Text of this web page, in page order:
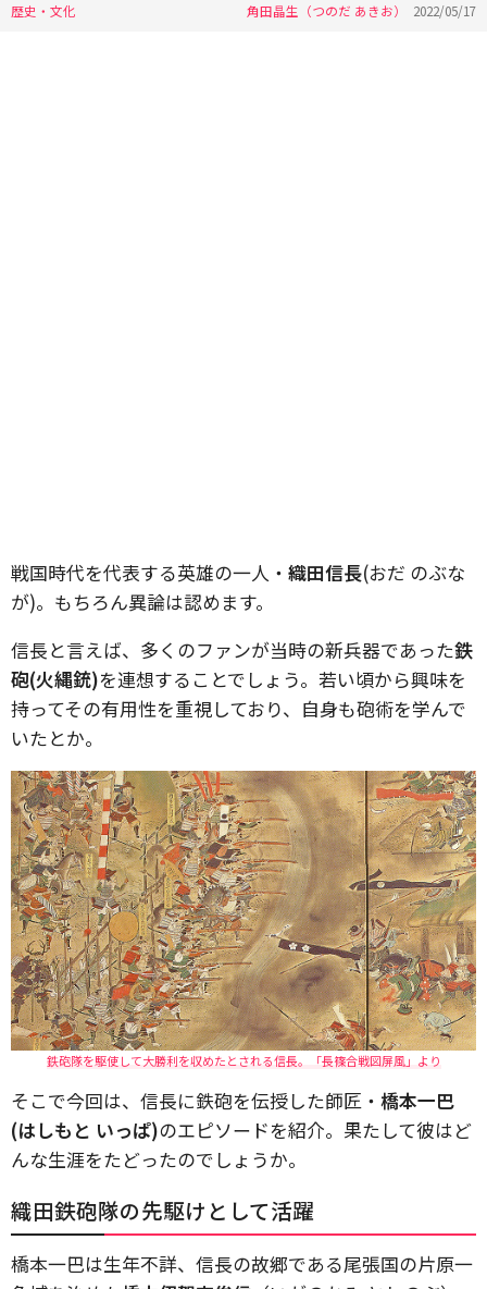
歴史・文化 角田晶生（つのだ あきお） 2022/05/17
戦国時代を代表する英雄の一人・ 織田信長(おだ のぶな
が)。もちろん異論は認めます。
信長と言えば、多くのファンが当時の新兵器であった鉄
砲(火縄銃)を連想することでしょう。若い頃から興味を
持ってその有用性を重視しており、自身も砲術を学んで
いたとか。
鉄砲隊を駆使して大勝利を収めたとされる信長。「長篠合戦図屏風」より
そこで今回は、信長に鉄砲を伝授した師匠・ 橋本一巴
(はしもと いっぱ)のエピソードを紹介。果たして彼はど
んな生涯をたどったのでしょうか。
織田鉄砲隊の先駆けとして活躍
橋本一巴は生年不詳、信長の故郷である尾張国の片原一